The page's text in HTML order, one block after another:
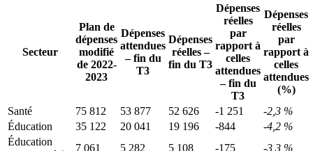
Secteur
Plan de
dépenses
modifié
de 2022-
2023
Dépenses
attendues
– fin du
T3
Dépenses
réelles –
fin du T3
Dépenses
réelles
par
rapport à
celles
attendues
– fin du
T3
Dépenses
réelles
par
rapport à
celles
attendues
(%)
Santé
75 812 53 877 52 626 -1 251
-2,3 %
Éducation
35 122 20 041 19 196 -844
-4,2 %
Éducation
7 061 5 282 5 108 -175
-3,3 %